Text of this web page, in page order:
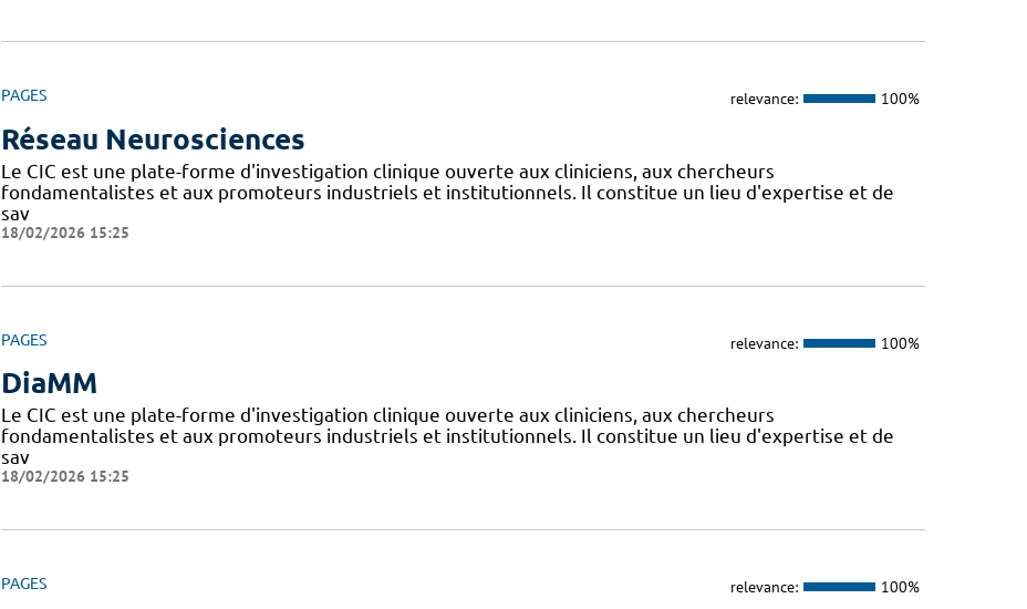
PAGES relevance: 100%
Réseau Neurosciences
Le CIC est une plate-forme d'investigation clinique ouverte aux cliniciens, aux chercheurs
fondamentalistes et aux promoteurs industriels et institutionnels. Il constitue un lieu d'expertise et de
sav
18/02/2026 15:25
PAGES relevance: 100%
DiaMM
Le CIC est une plate-forme d'investigation clinique ouverte aux cliniciens, aux chercheurs
fondamentalistes et aux promoteurs industriels et institutionnels. Il constitue un lieu d'expertise et de
sav
18/02/2026 15:25
PAGES relevance: 100%